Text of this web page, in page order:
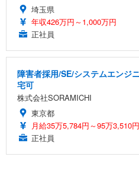
埼玉県
年収426万円～1,000万円
正社員
障害者採用/SE/システムエンジ
宅可
株式会社SORAMICHI
東京都
月給35万5,784円～95万3,510円
正社員